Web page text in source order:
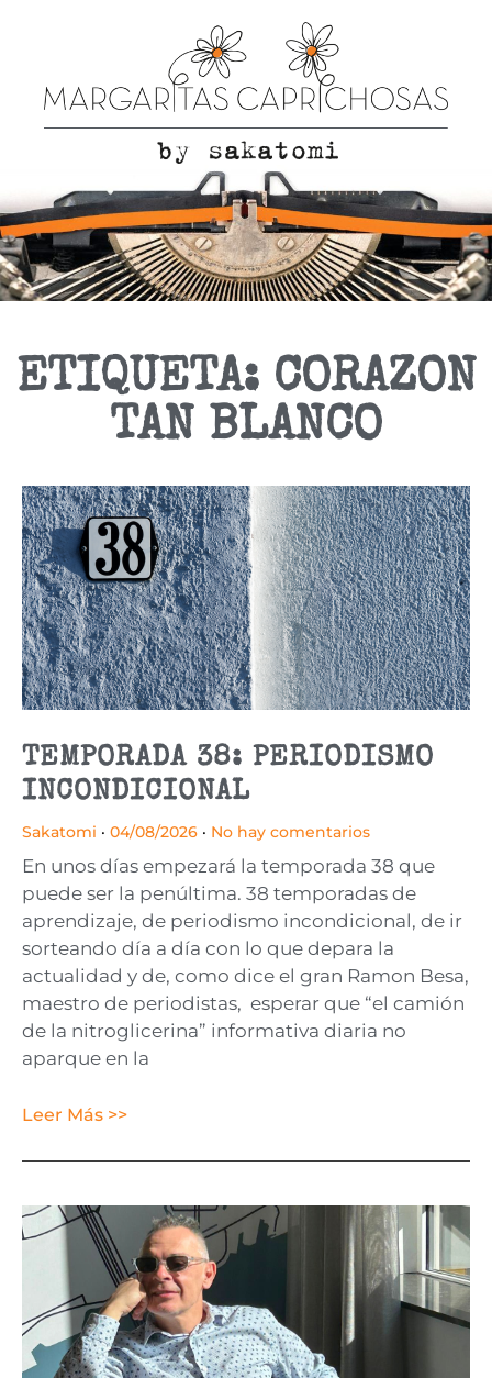
ETIQUETA: CORAZON
TAN BLANCO
TEMPORADA 38: PERIODISMO
INCONDICIONAL
Sakatomi 04/08/2026 No hay comentarios
En unos días empezará la temporada 38 que
puede ser la penúltima. 38 temporadas de
aprendizaje, de periodismo incondicional, de ir
sorteando día a día con lo que depara la
actualidad y de, como dice el gran Ramon Besa,
maestro de periodistas, esperar que “el camión
de la nitroglicerina” informativa diaria no
aparque en la
Leer Más >>